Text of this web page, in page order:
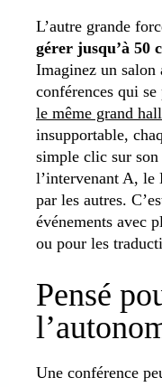
L’autre grande
gérer jusqu’à 50
Imaginez un
conférences qui se
le même grand hall
insupportable,
simple clic sur son
l’intervenant A, le
par les autres.
événements avec
ou pour les
Pensé
Une conférence